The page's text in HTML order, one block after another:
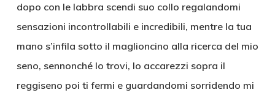
dopo con le labbra scendi suo collo regalandomi
sensazioni incontrollabili e incredibili, mentre la tua
mano s’infila sotto il maglioncino alla ricerca del mio
seno, sennonché lo trovi, lo accarezzi sopra il
reggiseno poi ti fermi e guardandomi sorridendo mi